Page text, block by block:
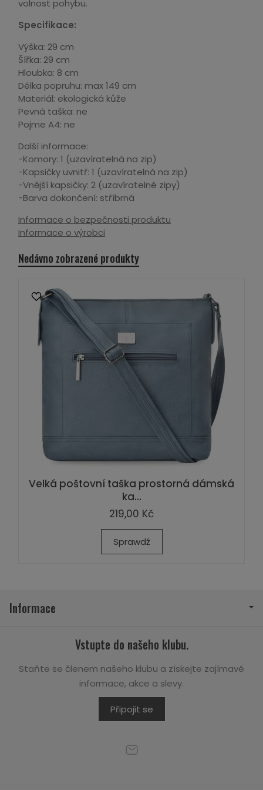
volnost pohybu.
Specifikace:
Výška: 29 cm
Šířka: 29 cm
Hloubka: 8 cm
Délka popruhu: max 149 cm
Materiál: ekologická kůže
Pevná taška: ne
Pojme A4: ne
Další informace:
-Komory: 1 (uzavíratelná na zip)
-Kapsičky uvnitř: 1 (uzavíratelná na zip)
-Vnější kapsičky: 2 (uzavíratelné zipy)
-Barva dokončení: stříbrná
Informace o bezpečnosti produktu
Informace o výrobci
Nedávno zobrazené produkty
Velká poštovní taška prostorná dámská
ka...
219,00 Kč
Sprawdź
Informace
Vstupte do našeho klubu.
Staňte se členem našeho klubu a získejte zajímavé
informace, akce a slevy.
Připojit se